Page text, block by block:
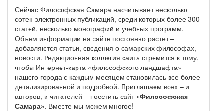
Сейчас Философская Самара насчитывает несколько
сотен электронных публикаций, среди которых более 300
статей, несколько монографий и учебных программ.
Объем информации на сайте постоянно растет –
добавляются статьи, сведения о самарских философах,
новости. Редакционная коллегия сайта стремится к тому,
чтобы Интернет-карта «философского ландшафта»
нашего города с каждым месяцем становилась все более
детализированной и подробной. Приглашаем всех – и
авторов, и читателей – посетить сайт «Философская
Самара». Вместе мы можем многое!